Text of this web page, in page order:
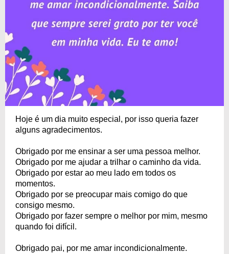
Hoje é um dia muito especial, por isso queria fazer
alguns agradecimentos.
Obrigado por me ensinar a ser uma pessoa melhor.
Obrigado por me ajudar a trilhar o caminho da vida.
Obrigado por estar ao meu lado em todos os
momentos.
Obrigado por se preocupar mais comigo do que
consigo mesmo.
Obrigado por fazer sempre o melhor por mim, mesmo
quando foi difícil.
Obrigado pai, por me amar incondicionalmente.